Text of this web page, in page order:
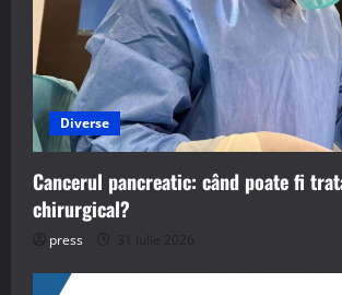
Diverse
Cancerul pancreatic: când poate fi
chirurgical?
press 31 iulie 2026